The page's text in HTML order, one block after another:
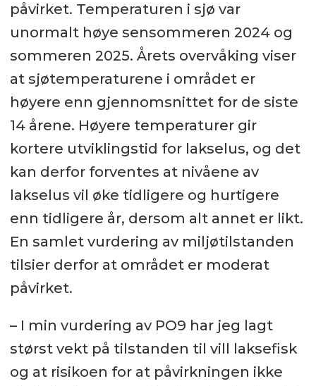
påvirket. Temperaturen i sjø var
unormalt høye sensommeren 2024 og
sommeren 2025. Årets overvåking viser
at sjøtemperaturene i området er
høyere enn gjennomsnittet for de siste
14 årene. Høyere temperaturer gir
kortere utviklingstid for lakselus, og det
kan derfor forventes at nivåene av
lakselus vil øke tidligere og hurtigere
enn tidligere år, dersom alt annet er likt.
En samlet vurdering av miljøtilstanden
tilsier derfor at området er moderat
påvirket.
– I min vurdering av PO9 har jeg lagt
størst vekt på tilstanden til vill laksefisk
og at risikoen for at påvirkningen ikke